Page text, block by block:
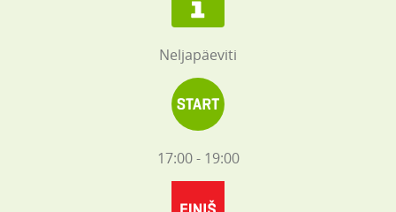
Neljapäeviti
17:00 - 19:00